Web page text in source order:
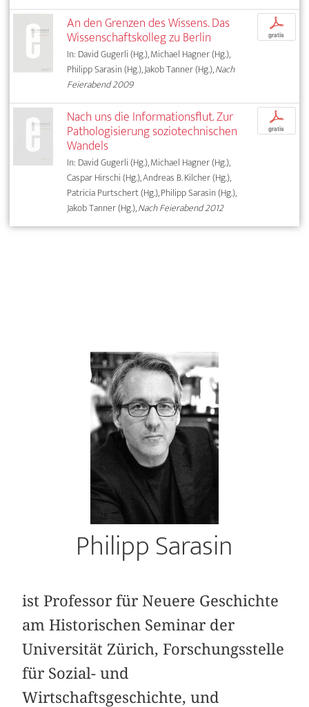
An den Grenzen des Wissens. Das
Wissenschaftskolleg zu Berlin
In: David Gugerli (Hg.), Michael Hagner (Hg.),
Philipp Sarasin (Hg.), Jakob Tanner (Hg.),Nach
Feierabend 2009
p
gratis
Nach uns die Informationsflut. Zur
Pathologisierung soziotechnischen
Wandels
In: David Gugerli (Hg.), Michael Hagner (Hg.),
Caspar Hirschi (Hg.), Andreas B. Kilcher (Hg.),
Patricia Purtschert (Hg.), Philipp Sarasin (Hg.),
Jakob Tanner (Hg.),Nach Feierabend 2012
p
gratis
Philipp Sarasin
ist Professor für Neuere Geschichte
am Historischen Seminar der
Universität Zürich, Forschungsstelle
für Sozial- und
Wirtschaftsgeschichte, und